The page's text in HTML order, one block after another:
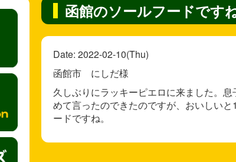
函館のソールフードです
Date: 2022-02-10(Thu)
函館市 にしだ様
久しぶりにラッキーピエロに来ました。
めて言ったのできたのですが、おいしい
ードですね。